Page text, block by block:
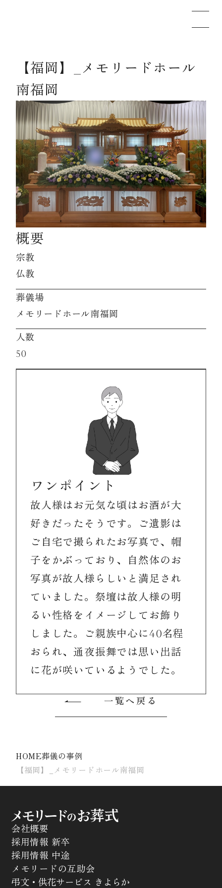
メモリードのお葬式について
葬儀の流れ
事例
施設案内
お知らせ
資料請求
お見積もり
お問合わせ
【福岡】_メモリードホール
南福岡
概要
宗教
仏教
葬儀場
メモリードホール南福岡
人数
50
ワンポイント
故人様はお元気な頃はお酒が大
好きだったそうです。ご遺影は
ご自宅で撮られたお写真で、帽
子をかぶっており、自然体のお
写真が故人様らしいと満足され
ていました。祭壇は故人様の明
るい性格をイメージしてお飾り
しました。ご親族中心に40名程
おられ、通夜振舞では思い出話
に花が咲いているようでした。
一覧へ戻る
HOME葬儀の事例
【福岡】_メモリードホール南福岡
会社概要
採用情報 新卒
採用情報 中途
メモリードの互助会
弔文・供花サービス きよらか